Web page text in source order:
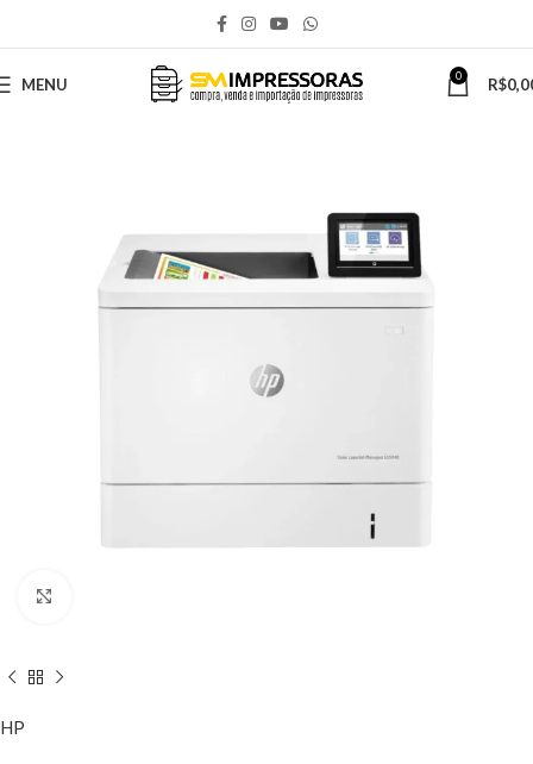
MENU 0 R$
HP